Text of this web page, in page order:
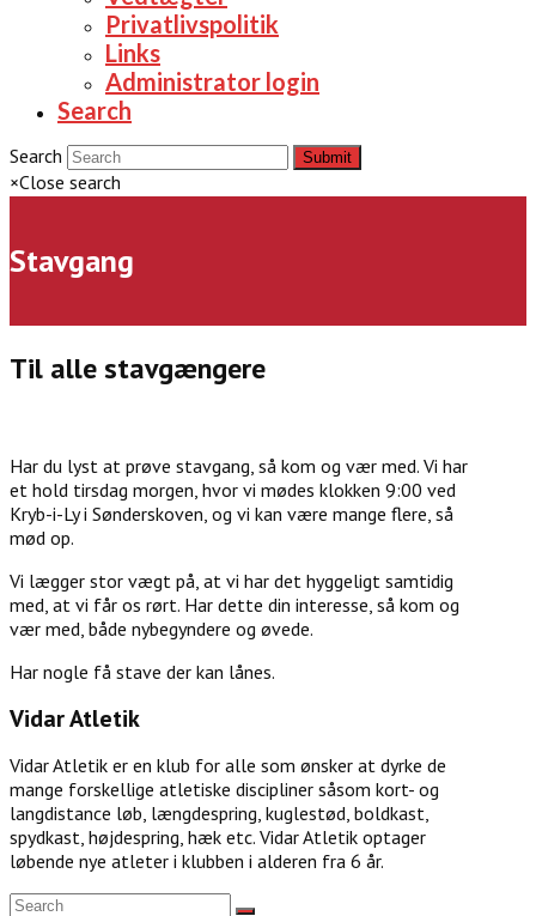
Privatlivspolitik
Links
Administrator login
Search
Search Submit
×Close search
Stavgang
Til alle stavgængere
Har du lyst at prøve stavgang, så kom og vær med. Vi har
et hold tirsdag morgen, hvor vi mødes klokken 9:00 ved
Kryb-i-Ly i Sønderskoven, og vi kan være mange flere, så
mød op.
Vi lægger stor vægt på, at vi har det hyggeligt samtidig
med, at vi får os rørt. Har dette din interesse, så kom og
vær med, både nybegyndere og øvede.
Har nogle få stave der kan lånes.
Vidar Atletik
Vidar Atletik er en klub for alle som ønsker at dyrke de
mange forskellige atletiske discipliner såsom kort- og
langdistance løb, længdespring, kuglestød, boldkast,
spydkast, højdespring, hæk etc. Vidar Atletik optager
løbende nye atleter i klubben i alderen fra 6 år.